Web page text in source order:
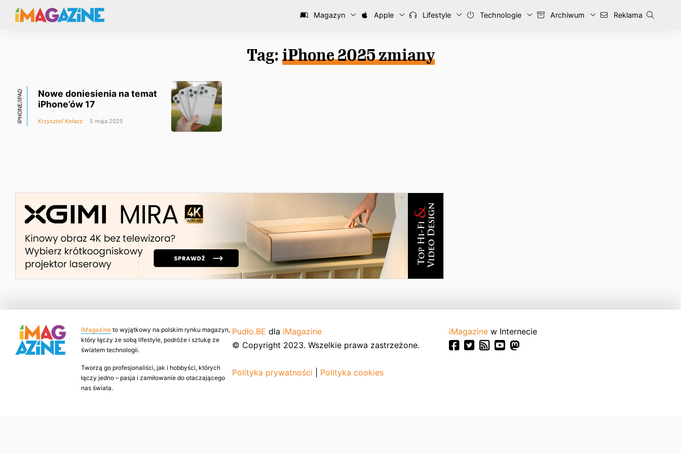
Magazyn Apple Lifestyle Technologie Archiwum Reklama
Tag: iPhone 2025 zmiany
IPHONE/IPAD
Nowe doniesienia na temat
iPhone’ów 17
Krzysztof Kołacz 5 maja 2025
iMagazine to wyjątkowy na polskim rynku magazyn,
który łączy ze sobą lifestyle, podróże i sztukę ze
światem technologii.
Tworzą go profesjonaliści, jak i hobbyści, których
łączy jedno – pasja i zamiłowanie do otaczającego
nas świata.
Pudło.BE dla iMagazine
© Copyright 2023. Wszelkie prawa zastrzeżone.
Polityka prywatności Polityka cookies
iMagazine w Internecie